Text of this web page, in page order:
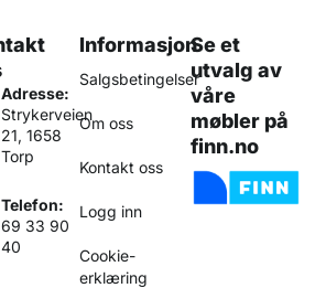
Adresse:
Strykerveien
21, 1658
Torp
Telefon:
69 33 90
40
Informasjon
Salgsbetingelser
Om oss
Kontakt oss
Logg inn
Cookie-
erklæring
Se et
utvalg av
våre
møbler på
finn.no